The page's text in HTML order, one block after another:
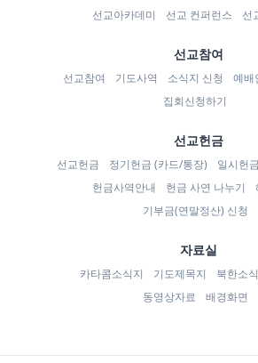
선교아카데미 선교 컨퍼런스 선
선교참여
선교참여 기도사역 소식지 신청 예배
집회신청하기
선교헌금
선교헌금 정기헌금 (카드/통장)
일시헌
헌금사역안내
헌금 사연 나누기
기부금(연말정산) 신청
자료실
카타콤소식지 기도제목지 북한소식
동영상자료
배경화면